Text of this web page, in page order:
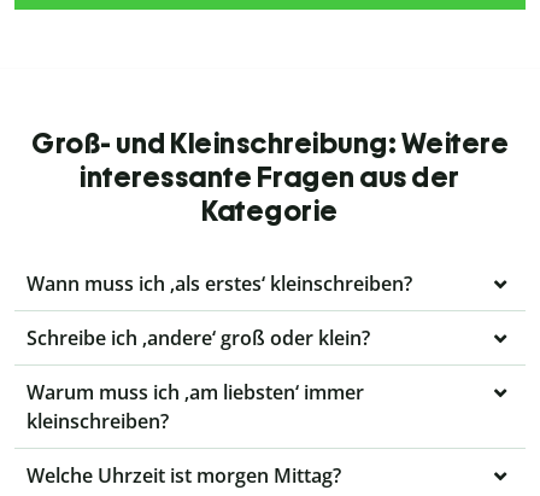
Groß- und Kleinschreibung: Weitere
interessante Fragen aus der
Kategorie
Wann muss ich ‚als erstes‘ kleinschreiben?
Schreibe ich ‚andere‘ groß oder klein?
Warum muss ich ‚am liebsten‘ immer
kleinschreiben?
Welche Uhrzeit ist morgen Mittag?